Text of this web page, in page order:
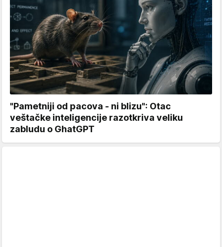
"Pametniji od pacova - ni blizu": Otac
veštačke inteligencije razotkriva veliku
zabludu o GhatGPT